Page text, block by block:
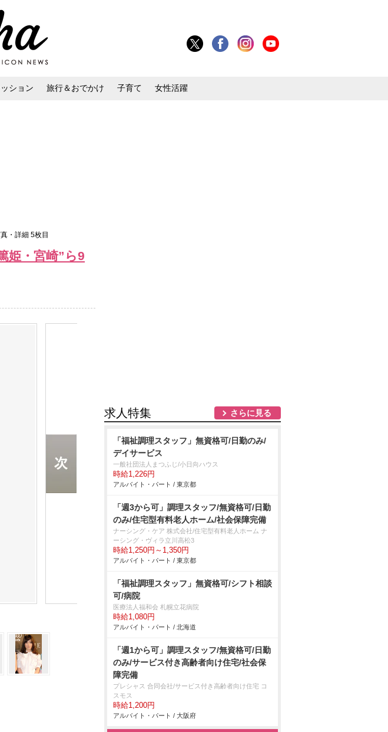
ション 旅行＆おでかけ 子育て 女性活躍
・詳細 5枚目
姫・宮崎”ら9
求人特集 さらに見る
「福祉調理スタッフ」無資格可/日勤のみ/
デイサービス
一般社団法人まつふじ/小日向ハウス
時給1,226円
アルバイト・パート / 東京都
「週3から可」調理スタッフ/無資格可/日勤
のみ/住宅型有料老人ホーム/社会保障完備
ナーシング・ケア 株式会社/住宅型有料老人ホーム ナ
ーシング・ヴィラ立川高松3
時給1,250円～1,350円
アルバイト・パート / 東京都
「福祉調理スタッフ」無資格可/シフト相談
可/病院
医療法人福和会 札幌立花病院
時給1,080円
アルバイト・パート / 北海道
「週1から可」調理スタッフ/無資格可/日勤
のみ/サービス付き高齢者向け住宅/社会保
障完備
プレシャス 合同会社/サービス付き高齢者向け住宅 コ
スモス
時給1,200円
アルバイト・パート / 大阪府